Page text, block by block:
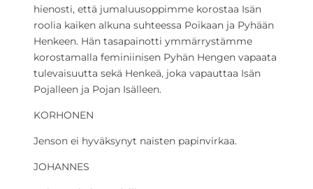
hienosti, että jumaluusoppimme korostaa Isän
roolia kaiken alkuna suhteessa Poikaan ja Pyhään
Henkeen. Hän tasapainotti ymmärrystämme
korostamalla feminiinisen Pyhän Hengen vapaata
tulevaisuutta sekä Henkeä, joka vapauttaa Isän
Pojalleen ja Pojan Isälleen.
KORHONEN
Jenson ei hyväksynyt naisten papinvirkaa.
JOHANNES